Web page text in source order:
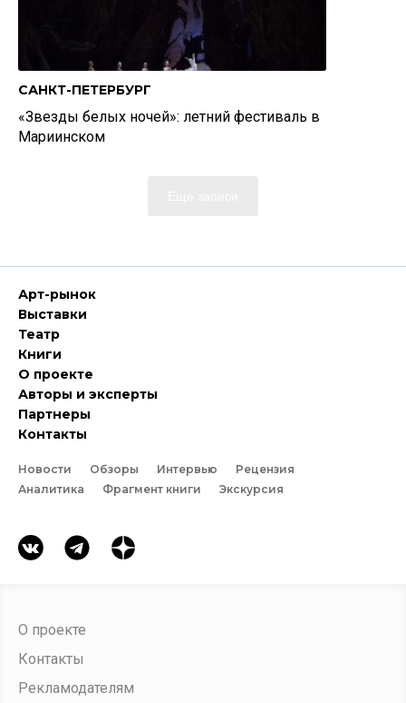
САНКТ-ПЕТЕРБУРГ
«Звезды белых ночей»: летний фестиваль в
Мариинском
Арт-рынок
Выставки
Театр
Книги
О проекте
Авторы и эксперты
Партнеры
Контакты
Новости Обзоры Интервью
Рецензия
Аналитика
Фрагмент книги Экскурсия
О проекте
Контакты
Рекламодателям